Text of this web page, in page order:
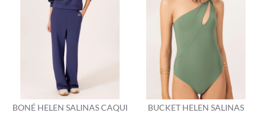
BONÉ HELEN SALINAS CAQUI
BUCKET HELEN SALINAS